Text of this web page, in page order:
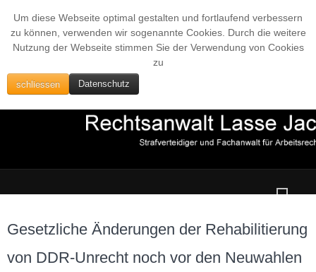
Um diese Webseite optimal gestalten und fortlaufend verbessern
zu können, verwenden wir sogenannte Cookies. Durch die weitere
Nutzung der Webseite stimmen Sie der Verwendung von Cookies
zu
schliessen Datenschutz
Gesetzliche Änderungen der Rehabilitierung
von DDR-Unrecht noch vor den Neuwahlen